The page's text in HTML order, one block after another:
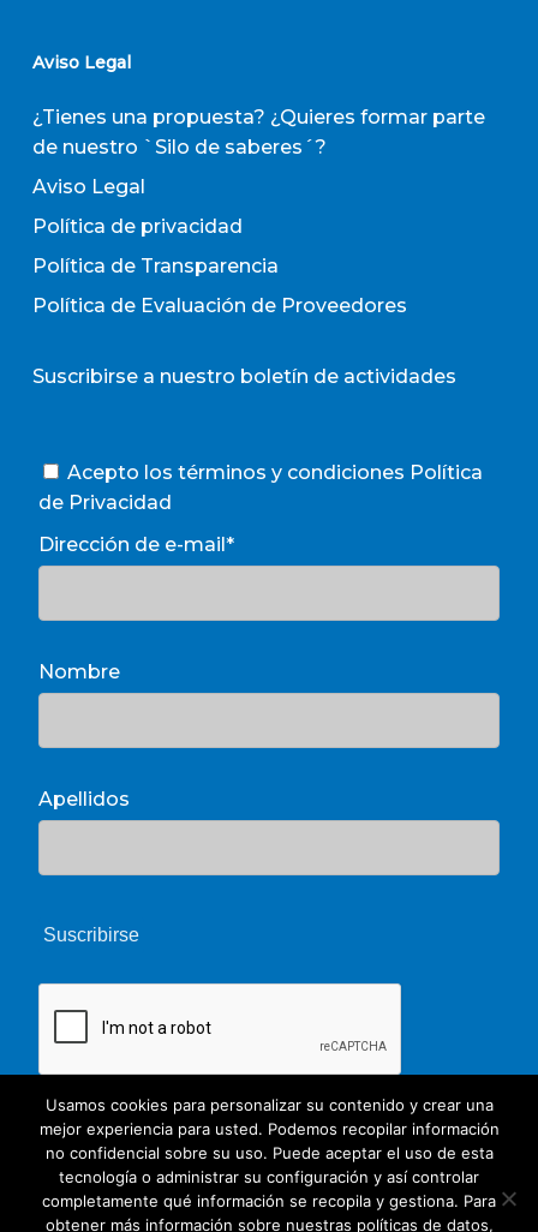
Aviso Legal
¿Tienes una propuesta? ¿Quieres formar parte
de nuestro `Silo de saberes´?
Aviso Legal
Política de privacidad
Política de Transparencia
Política de Evaluación de Proveedores
Suscribirse a nuestro boletín de actividades
Acepto los términos y condiciones Política
de Privacidad
Dirección de e-mail*
Nombre
Apellidos
© 2026 Unate. CC Creative Commons
Usamos cookies para personalizar su contenido y crear una
mejor experiencia para usted. Podemos recopilar información
no confidencial sobre su uso. Puede aceptar el uso de esta
tecnología o administrar su configuración y así controlar
completamente qué información se recopila y gestiona. Para
obtener más información sobre nuestras políticas de datos,